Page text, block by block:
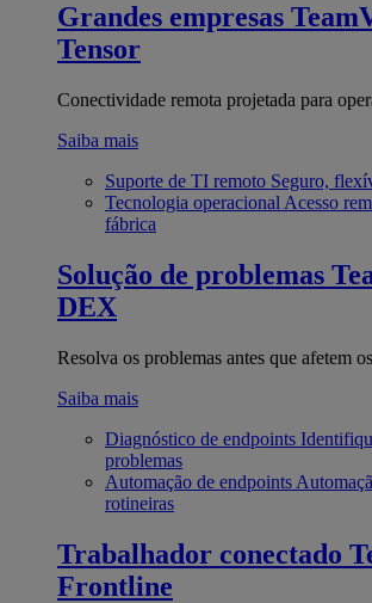
Grandes empresas
Tensor
Conectividade remota projetada para
Saiba mais
Suporte de TI remoto Seguro,
Tecnologia operacional Acesso
fábrica
Solução de problemas
DEX
Resolva os problemas antes que afetem
Saiba mais
Diagnóstico de endpoints
problemas
Automação de endpoints
rotineiras
Trabalhador conectado
Frontline